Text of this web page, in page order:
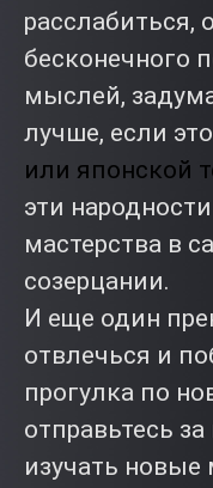
расслабиться,
бесконечного
мыслей,
лучше, если это
или японской
эти
мастерства в
созерцании.
И еще один
отвлечься и
прогулка по
отправьтесь
изучать новые